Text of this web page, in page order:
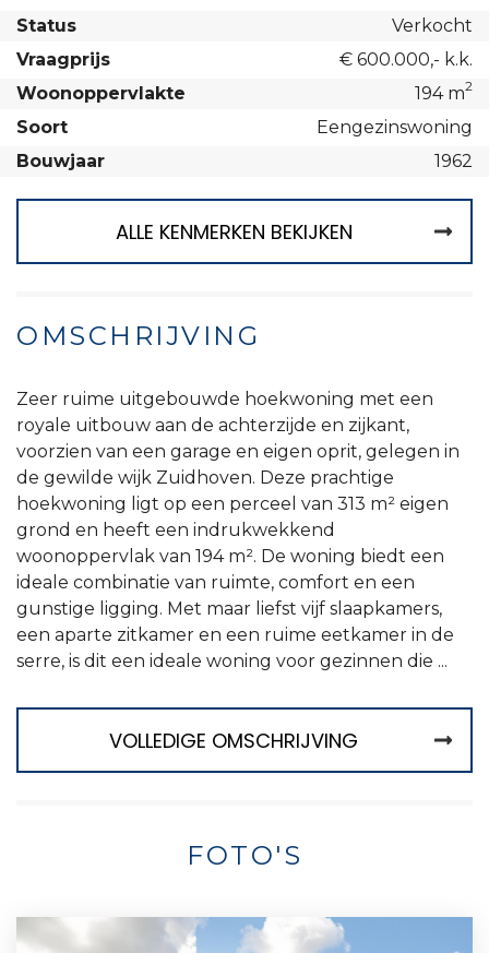
Status
Verkocht
Vraagprijs
€ 600.000,- k.k.
Woonoppervlakte
194 m2
Soort
Eengezinswoning
Bouwjaar
1962
ALLE KENMERKEN BEKIJKEN
OMSCHRIJVING
Zeer ruime uitgebouwde hoekwoning met een
royale uitbouw aan de achterzijde en zijkant,
voorzien van een garage en eigen oprit, gelegen in
de gewilde wijk Zuidhoven. Deze prachtige
hoekwoning ligt op een perceel van 313 m² eigen
grond en heeft een indrukwekkend
woonoppervlak van 194 m². De woning biedt een
ideale combinatie van ruimte, comfort en een
gunstige ligging. Met maar liefst vijf slaapkamers,
een aparte zitkamer en een ruime eetkamer in de
serre, is dit een ideale woning voor gezinnen die ...
VOLLEDIGE OMSCHRIJVING
FOTO'S